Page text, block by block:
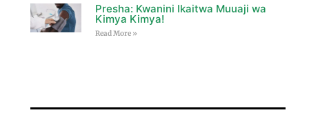
Presha: Kwanini Ikaitwa Muuaji wa
Kimya Kimya!
Read More »